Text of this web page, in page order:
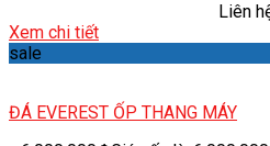
Liên
Xem chi tiết
sale
ĐÁ EVEREST ỐP THANG MÁY